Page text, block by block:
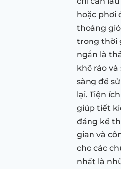
hoặc phơi
thoáng gió
trong thời
ngắn là
khô ráo và
sàng để
lại. Tiện
giúp tiết
đáng kể
gian và
cho các
nhất là